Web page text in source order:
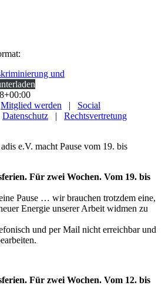
und
Mitglied werden | Social
Datenschutz | Rechtsvertretung
Für zwei Wochen. Vom 19. bis
Pause … wir brauchen trotzdem eine,
Energie unserer Arbeit widmen zu
und per Mail nicht erreichbar und
Für zwei Wochen. Vom 12. bis